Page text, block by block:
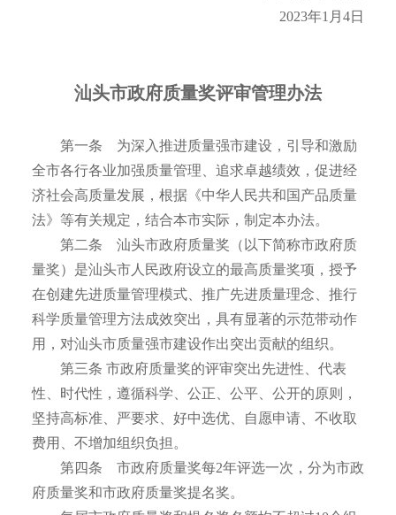
2023年1月4日
汕头市政府质量奖评审管理办法
第一条 为深入推进质量强市建设，引导和激励
全市各行各业加强质量管理、追求卓越绩效，促进经
济社会高质量发展，根据《中华人民共和国产品质量
法》等有关规定，结合本市实际，制定本办法。
第二条 汕头市政府质量奖（以下简称市政府质
量奖）是汕头市人民政府设立的最高质量奖项，授予
在创建先进质量管理模式、推广先进质量理念、推行
科学质量管理方法成效突出，具有显著的示范带动作
用，对汕头市质量强市建设作出突出贡献的组织。
第三条 市政府质量奖的评审突出先进性、代表
性、时代性，遵循科学、公正、公平、公开的原则，
坚持高标准、严要求、好中选优、自愿申请、不收取
费用、不增加组织负担。
第四条 市政府质量奖每2年评选一次，分为市政
府质量奖和市政府质量奖提名奖。